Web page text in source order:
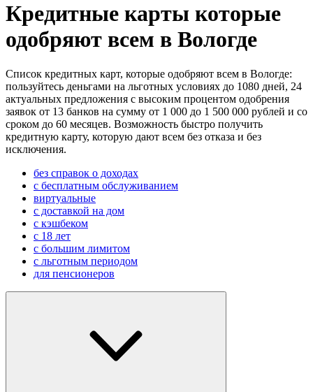
Кредитные карты которые
одобряют всем в Вологде
Список кредитных карт, которые одобряют всем в Вологде:
пользуйтесь деньгами на льготных условиях до 1080 дней, 24
актуальных предложения с высоким процентом одобрения
заявок от 13 банков на сумму от 1 000 до 1 500 000 рублей и со
сроком до 60 месяцев. Возможность быстро получить
кредитную карту, которую дают всем без отказа и без
исключения.
без справок о доходах
с бесплатным обслуживанием
виртуальные
с доставкой на дом
с кэшбеком
с 18 лет
с большим лимитом
с льготным периодом
для пенсионеров